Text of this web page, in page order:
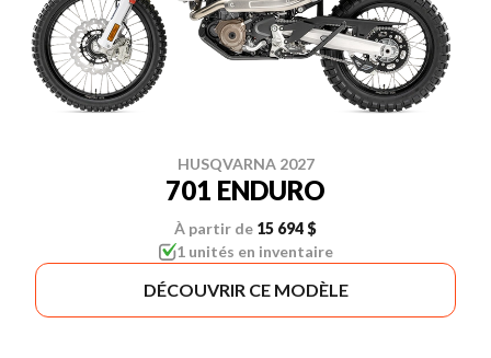
HUSQVARNA 2027
701 ENDURO
À partir de 15 694 $
1 unités en inventaire
DÉCOUVRIR CE MODÈLE